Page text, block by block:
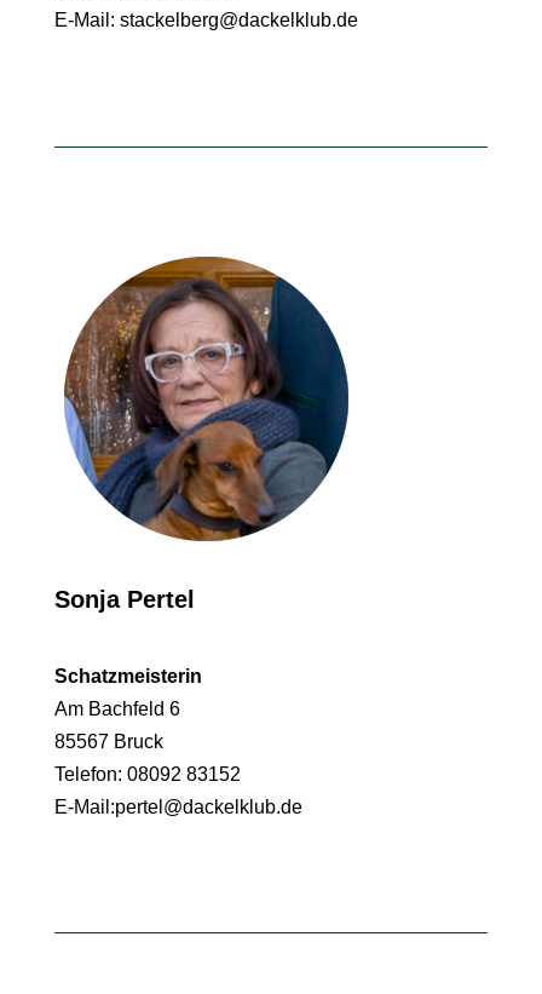
E-Mail: stackelberg@dackelklub.de
Sonja Pertel
Schatzmeisterin
Am Bachfeld 6
85567 Bruck
Telefon: 08092 83152
E-Mail:pertel@dackelklub.de